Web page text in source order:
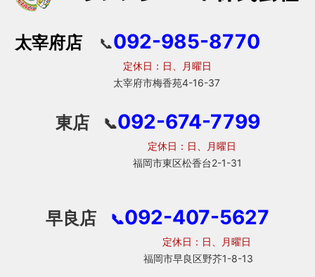
太宰府店 📞092-985-8770
定休日：日、月曜日
太宰府市梅香苑4-16-37
東店 📞092-674-7799
定休日：日、月曜日
福岡市東区松香台2-1-31
早良店 📞092-407-5627
定休日：日、月曜日
福岡市早良区野芥1-8-13